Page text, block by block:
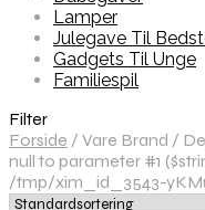
Lamper
Julegave Til
Gadgets Til Unge
Familiespil
Filter
Forside / Vare Brand /
null to parameter #1
/tmp/xim_id_3543-